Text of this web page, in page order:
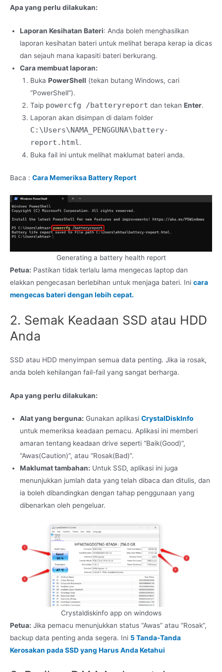
Apa yang perlu dilakukan:
Laporan Kesihatan Bateri: Anda boleh menghasilkan
laporan kesihatan bateri untuk melihat berapa kerap ia dicas
dan sejauh mana kapasiti bateri berkurang.
Cara membuat laporan:
Buka PowerShell (tekan butang Windows, cari
“PowerShell”).
Taip powercfg /batteryreport dan tekan Enter.
Laporan akan disimpan di dalam folder
C:\Users\NAMA_PENGGUNA\battery-
report.html.
Buka fail ini untuk melihat maklumat bateri anda.
Baca : Cara Memeriksa Battery Report
Generating a battery health report
Petua: Pastikan tidak terlalu lama mengecas laptop dan
elakkan pengecasan berlebihan untuk menjaga bateri. Ini cara
mengecas bateri dengan lebih cepat.
2. Semak Keadaan SSD atau HDD
Anda
SSD atau HDD menyimpan semua data penting. Jika ia rosak,
anda boleh kehilangan fail-fail yang sangat berharga.
Apa yang perlu dilakukan:
Alat yang berguna: Gunakan aplikasi CrystalDiskInfo
untuk memeriksa keadaan pemacu. Aplikasi ini memberi
amaran tentang keadaan drive seperti “Baik(Good)”,
“Awas(Caution)”, atau “Rosak(Bad)”.
Maklumat tambahan: Untuk SSD, aplikasi ini juga
menunjukkan jumlah data yang telah dibaca dan ditulis, dan
ia boleh dibandingkan dengan tahap penggunaan yang
dibenarkan oleh pengeluar.
Crystaldiskinfo app on windows
Petua: Jika pemacu menunjukkan status “Awas” atau “Rosak”,
backup data penting anda segera. Ini 5 Tanda-Tanda
Kerosakan pada SSD yang Harus Anda Ketahui